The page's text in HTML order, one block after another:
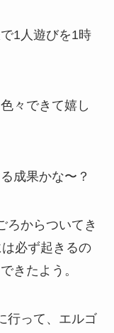
1人遊びを1時
々できて嬉し
成果かな〜？
ろからついてき
必ず起きるの
きたよう。
行って、エルゴ